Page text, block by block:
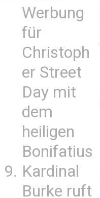
Werbung
für
Christoph
er Street
Day mit
dem
heiligen
Bonifatius
Kardinal
Burke ruft